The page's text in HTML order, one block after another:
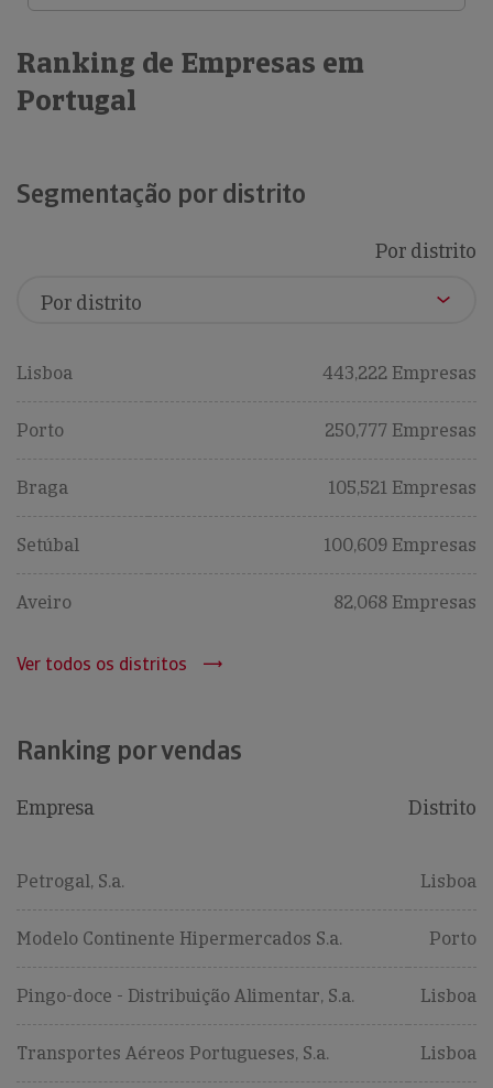
Ranking de Empresas em
Portugal
Segmentação por distrito
Por distrito
Lisboa 443,222 Empresas
Porto 250,777 Empresas
Braga 105,521 Empresas
Setúbal 100,609 Empresas
Aveiro 82,068 Empresas
Ver todos os distritos
Ranking por vendas
Empresa Distrito
Petrogal, S.a. Lisboa
Modelo Continente Hipermercados S.a. Porto
Pingo-doce - Distribuição Alimentar, S.a. Lisboa
Transportes Aéreos Portugueses, S.a. Lisboa